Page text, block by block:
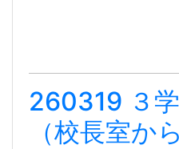
260319 ３
（校長室から